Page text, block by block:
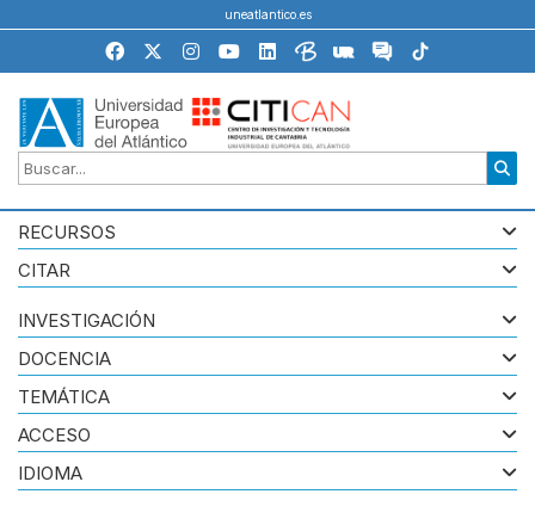
uneatlantico.es
RECURSOS
CITAR
INVESTIGACIÓN
DOCENCIA
TEMÁTICA
ACCESO
IDIOMA